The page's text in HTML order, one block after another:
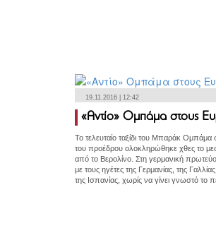
19.11.2016 | 12:42
«Αντίο» Ομπάμα στους
Το τελευταίο ταξίδι του Μπαράκ Ομπάμα
του προέδρου ολοκληρώθηκε χθες το
από το Βερολίνο. Στη γερμανική
με τους ηγέτες της Γερμανίας, της
της Ισπανίας, χωρίς να γίνει γνωστό το